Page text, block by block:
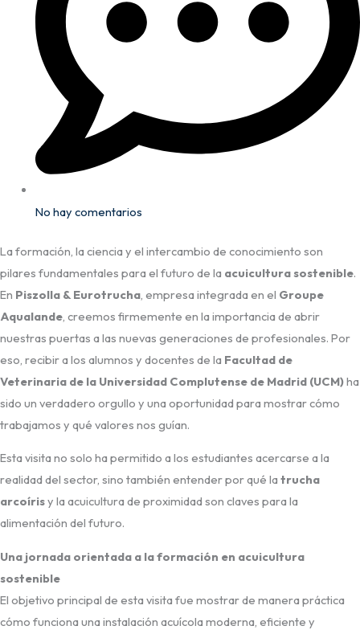
No hay comentarios
La formación, la ciencia y el intercambio de conocimiento son
pilares fundamentales para el futuro de la acuicultura sostenible.
En Piszolla & Eurotrucha, empresa integrada en el Groupe
Aqualande, creemos firmemente en la importancia de abrir
nuestras puertas a las nuevas generaciones de profesionales. Por
eso, recibir a los alumnos y docentes de la Facultad de
Veterinaria de la Universidad Complutense de Madrid (UCM)ha
sido un verdadero orgullo y una oportunidad para mostrar cómo
trabajamos y qué valores nos guían.
Esta visita no solo ha permitido a los estudiantes acercarse a la
realidad del sector, sino también entender por qué la trucha
arcoírisy la acuicultura de proximidad son claves para la
alimentación del futuro.
Una jornada orientada a la formación en acuicultura
sostenible
El objetivo principal de esta visita fue mostrar de manera práctica
cómo funciona una instalación acuícola moderna, eficiente y